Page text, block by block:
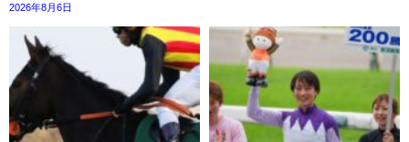
2026年8月6日